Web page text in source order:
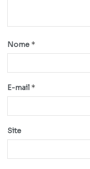
Nome *
E-mail *
Site